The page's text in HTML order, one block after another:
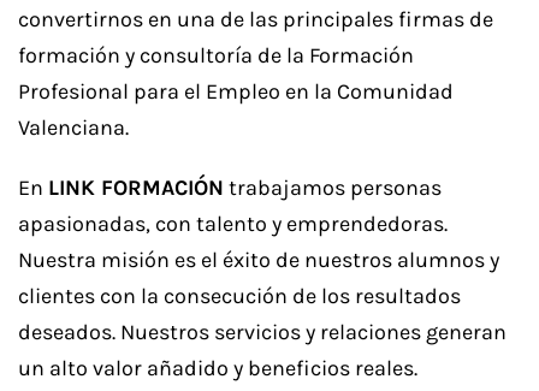
convertirnos en una de las principales firmas de
formación y consultoría de la Formación
Profesional para el Empleo en la Comunidad
Valenciana.
En LINK FORMACIÓN trabajamos personas
apasionadas, con talento y emprendedoras.
Nuestra misión es el éxito de nuestros alumnos y
clientes con la consecución de los resultados
deseados. Nuestros servicios y relaciones generan
un alto valor añadido y beneficios reales.